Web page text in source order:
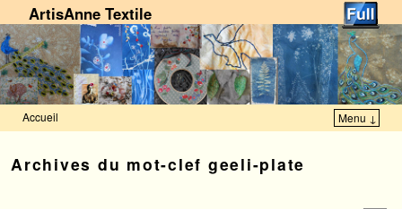
ArtisAnne Textile
Accueil Menu ↓
Archives du mot-clef geeli-plate